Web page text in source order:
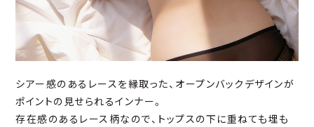
シアー感のあるレースを縁取った、オープンバックデザインが
ポイントの見せられるインナー。
存在感のあるレース柄なので、トップスの下に重ねても埋も